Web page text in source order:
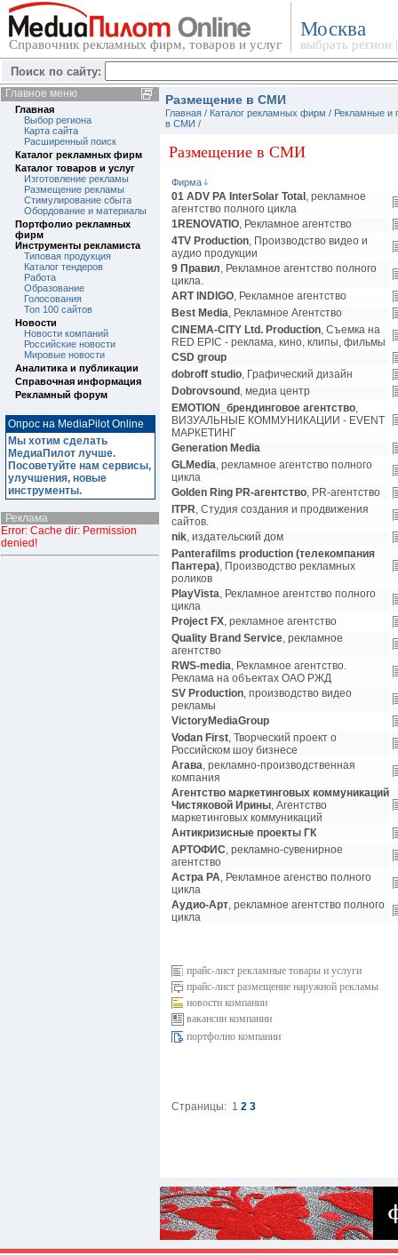
Справочник рекламных фирм, товаров и услуг
Москва
выбрать регион
Поиск по сайту:
Главное меню
Главная
Выбор региона
Карта сайта
Расширенный поиск
Каталог рекламных фирм
Каталог товаров и услуг
Изготовление рекламы
Размещение рекламы
Стимулирование сбыта
Обордование и материалы
Портфолио рекламных
фирм
Инструменты рекламиста
Типовая продукция
Каталог тендеров
Работа
Образование
Голосования
Топ 100 сайтов
Новости
Новости компаний
Российские новости
Мировые новости
Аналитика и публикации
Справочная информация
Рекламный форум
Опрос на MediaPilot Online
Мы хотим сделать
МедиаПилот лучше.
Посоветуйте нам сервисы,
улучшения, новые
инструменты.
Реклама
Error: Cache dir: Permission
denied!
Размещение в СМИ
Главная / Каталог рекламных фирм / Рекламные и
в СМИ /
Размещение в СМИ
Фирма
01 ADV РА InterSolar Total , рекламное
агентство полного цикла
1RENOVATIO, Рекламное агентство
4TV Production, Производство видео и
аудио продукции
9 Правил, Рекламное агентство полного
цикла.
ART INDIGO, Рекламное агентство
Best Media, Рекламное Агентство
CINEMA-CITY Ltd. Production, Съемка на
RED EPIC - реклама, кино, клипы, фильмы
CSD group
dobroff studio, Графический дизайн
Dobrovsound , медиа центр
EMOTION_брендинговое агентство,
ВИЗУАЛЬНЫЕ КОММУНИКАЦИИ - EVENT
МАРКЕТИНГ
Generation Media
GLMedia, рекламное агентство полного
цикла
Golden Ring PR-агентство, PR-агентство
ITPR, Студия создания и продвижения
сайтов.
nik, издательский дом
Panterafilms production (телекомпания
Пантера), Производство рекламных
роликов
PlayVista, Рекламное агентство полного
цикла
Project FX, рекламное агентство
Quality Brand Service, рекламное
агентство
RWS-media, Рекламное агентство.
Реклама на объектах ОАО РЖД
SV Production, производство видео
рекламы
VictoryMediaGroup
Vodan First, Творческий проект о
Росcийском шоу бизнесе
Агава, рекламно-производственная
компания
Агентство маркетинговых коммуникаций
Чистяковой Ирины, Агентство
маркетинговых коммуникаций
Антикризисные проекты ГК
АРТОФИС, рекламно-сувенирное
агентство
Астра РА, Рекламное агенство полного
цикла
Аудио-Арт, рекламное агентство полного
цикла
прайс-лист рекламные товары и услуги
прайс-лист размещение наружной рекламы
новости компании
вакансии компании
портфолио компании
Страницы: 1 2 3